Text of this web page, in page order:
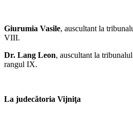
Giurumia Vasile, auscultant la
VIII.
Dr. Lang Leon, auscultant la
rangul IX.
La judecătoria Vijniţa